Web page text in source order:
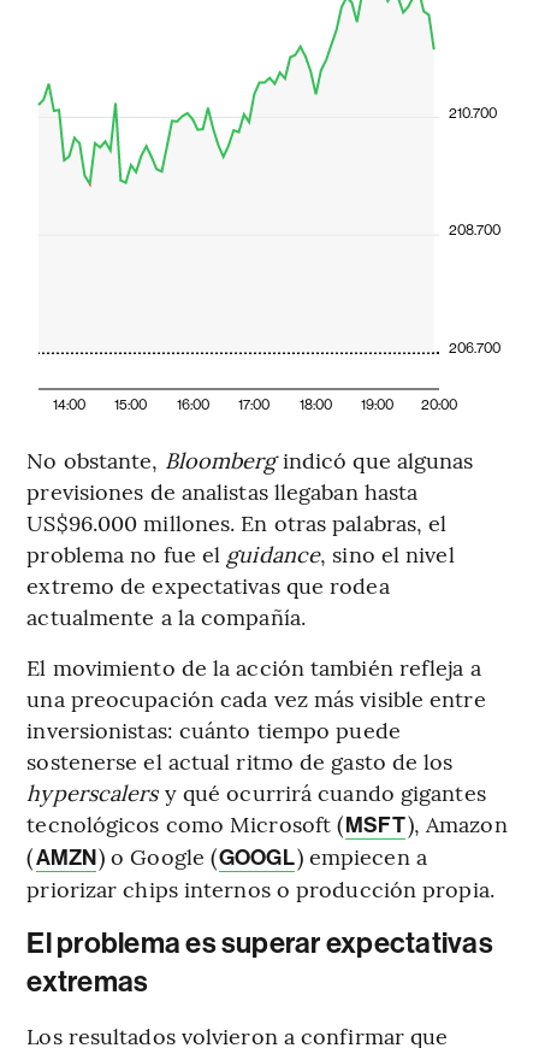
14:00 15:00 16:00 17:00 18:00 19:00 20:00
206.700
208.700
210.700
No obstante, Bloombergindicó que algunas
previsiones de analistas llegaban hasta
US$96.000 millones. En otras palabras, el
problema no fue el guidance, sino el nivel
extremo de expectativas que rodea
actualmente a la compañía.
El movimiento de la acción también refleja a
una preocupación cada vez más visible entre
inversionistas: cuánto tiempo puede
sostenerse el actual ritmo de gasto de los
hyperscalers y qué ocurrirá cuando gigantes
tecnológicos como Microsoft (MSFT), Amazon
(AMZN) o Google (GOOGL) empiecen a
priorizar chips internos o producción propia.
El problema es superar expectativas
extremas
Los resultados volvieron a confirmar que